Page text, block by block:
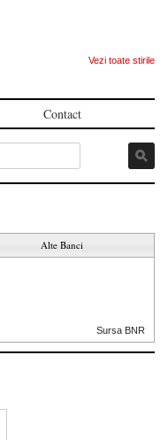
Vezi toate stirile
Contact
Alte Banci
Sursa BNR